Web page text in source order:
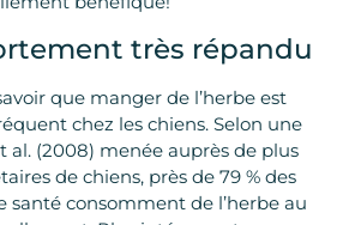
très répandu
que manger de l’herbe est
chez les chiens. Selon une
al. (2008) menée auprès de plus
de chiens, près de 79 % des
santé consomment de l’herbe au